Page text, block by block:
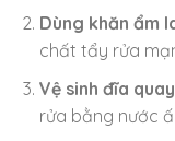
Dùng khăn ẩm
chất tẩy rửa
Vệ sinh đĩa
rửa bằng nước